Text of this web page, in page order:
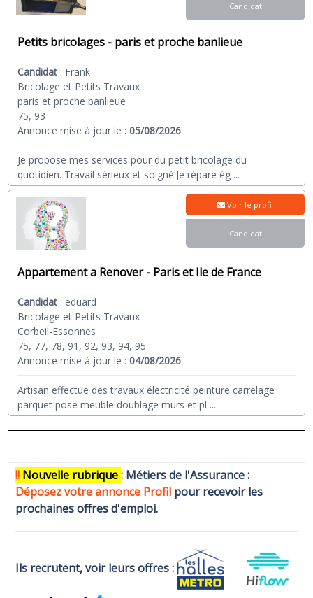
Petits bricolages - paris et proche banlieue
Candidat : Frank
Bricolage et Petits Travaux
paris et proche banlieue
75, 93
Annonce mise à jour le :05/08/2026
Je propose mes services pour du petit bricolage du
quotidien. Travail sérieux et soigné.Je répare ég ...
Candidat
Appartement a Renover - Paris et Ile de France
Candidat : eduard
Bricolage et Petits Travaux
Corbeil-Essonnes
75, 77, 78, 91, 92, 93, 94, 95
Annonce mise à jour le :04/08/2026
Artisan effectue des travaux électricité peinture carrelage
parquet pose meuble doublage murs et pl ...
Voir le profil
Candidat
!! Nouvelle rubrique: Métiers de l'Assurance :
Déposez votre annonce Profil pour recevoir les
prochaines offres d'emploi.
Ils recrutent, voir leurs offres :